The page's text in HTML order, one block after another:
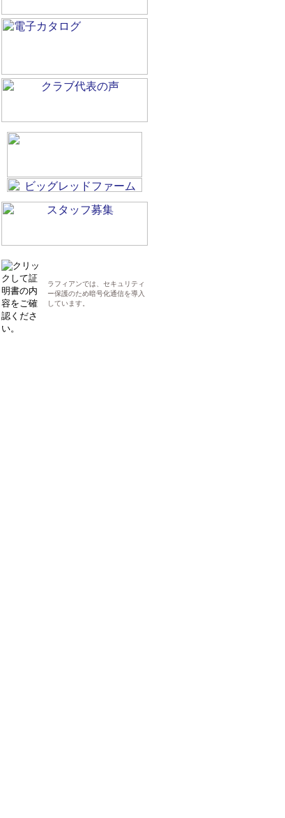
ラフィアンでは、セキュリティ
ー保護のため暗号化通信を導入
しています。